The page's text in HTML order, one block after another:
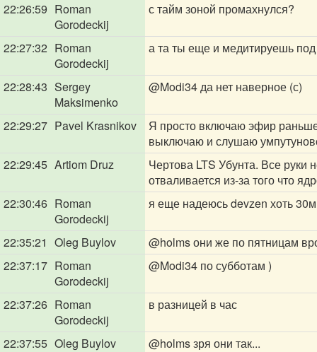
22:26:59 Roman
Gorodeckij
с тайм зоной промахнулся?
22:27:32 Roman
Gorodeckij
а та ты еще и медитируешь
22:28:43 Sergey
Maksimenko
@Modi34да нет наверное (с)
22:29:27 Pavel Krasnikov
Я просто включаю эфир
выключаю и слушаю
22:29:45 Artiom Druz
Чертова LTS Убунта. Все руки
отваливается из-за того что
22:30:46 Roman
Gorodeckij
я еще надеюсь devzen хоть
22:35:21 Oleg Buylov @holmsони же по пятницам
22:37:17 Roman
Gorodeckij
@Modi34 по субботам )
22:37:26 Roman
Gorodeckij
в разницей в час
22:37:55 Oleg Buylov @holmsзря они так...